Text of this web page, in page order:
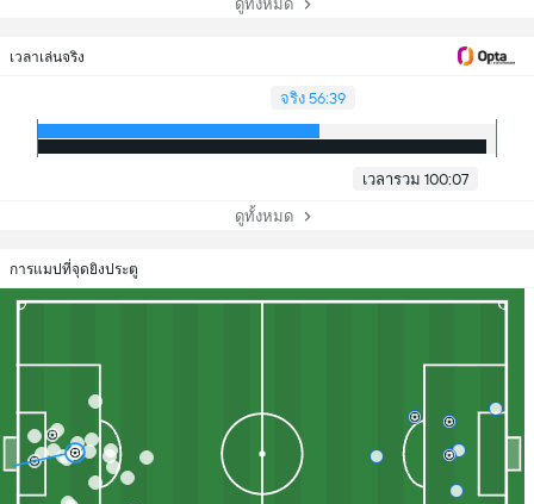
ดูทั้งหมด
เวลาเล่นจริง
จริง 56:39
เวลารวม 100:07
ดูทั้งหมด
การแมปที่จุดยิงประตู